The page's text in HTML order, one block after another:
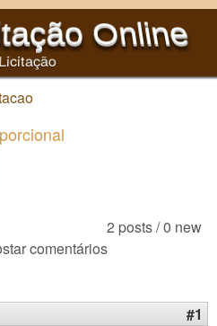
o conteúdo
Online
2 posts / 0 new
comentários
#1